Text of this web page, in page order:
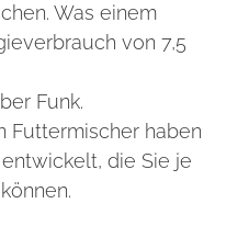
Was einem
von 7,5
Funk.
Futtermischer haben
die Sie je